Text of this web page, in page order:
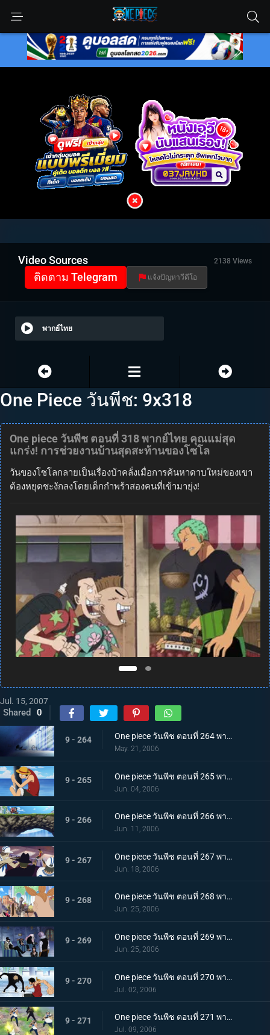
Video Sources 2138 Views
ติดตาม Telegram แจ้งปัญหาวีดีโอ
พากย์ไทย
One Piece วันพีช: 9x318
One piece วันพีช ตอนที่ 318 พากย์ไทย คุณแม่สุด
แกร่ง! การช่วยงานบ้านสุดสะท้านของโซโล
วันของโซโลกลายเป็นเรื่องบ้าคลั่งเมื่อการค้นหาดาบใหม่ของเขา
ต้องหยุดชะงักลงโดยเด็กกำพร้าสองคนที่เข้ามายุ่ง!
Jul. 15, 2007
Shared 0
9 - 264 One piece วันพีช ตอนที่ 264 พากย์ไทย การจู่โจมเริ่มต้น! โจรสลัดหมวกฟางบุกเข้ามา!
May. 21, 2006
9 - 265 One piece วันพีช ตอนที่ 265 พากย์ไทย ลูฟี่บุกตะลุย! ศึกใหญ่บนเกาะตุลาการ
Jun. 04, 2006
9 - 266 One piece วันพีช ตอนที่ 266 พากย์ไทย ปะทะเผ่าคนยักษ์! มุ่งหน้าเปิดประตูบานที่สอง!
Jun. 11, 2006
9 - 267 One piece วันพีช ตอนที่ 267 พากย์ไทย เบิกเส้นทางใหม่! ร็อคเก็ตแมนเหินฟ้า!
Jun. 18, 2006
9 - 268 One piece วันพีช ตอนที่ 268 พากย์ไทย ไล่ตามลูฟี่! รวมพลังกลุ่มหมวกฟาง!
Jun. 25, 2006
9 - 269 One piece วันพีช ตอนที่ 269 พากย์ไทย โรบิ้นถูกหักหลัง! ความคิดของรัฐบาลโลก
Jun. 25, 2006
9 - 270 One piece วันพีช ตอนที่ 270 พากย์ไทย ศึกชิงโรบิ้น ลูฟี่ ปะทะ บรูโน่
Jul. 02, 2006
9 - 271 One piece วันพีช ตอนที่ 271 พากย์ไทย อย่าหยุดกับที่ จุดไฟตีโต้กลับไป!
Jul. 09, 2006